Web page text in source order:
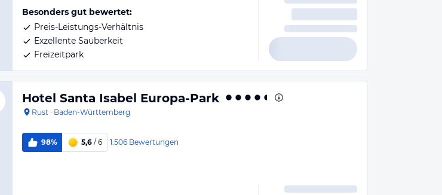
Besonders gut bewertet:
Preis-Leistungs-Verhältnis
Exzellente Sauberkeit
Freizeitpark
Hotel Santa Isabel Europa-Park
Rust · Baden-Württemberg
98% 5,6 / 6 1.506 Bewertungen